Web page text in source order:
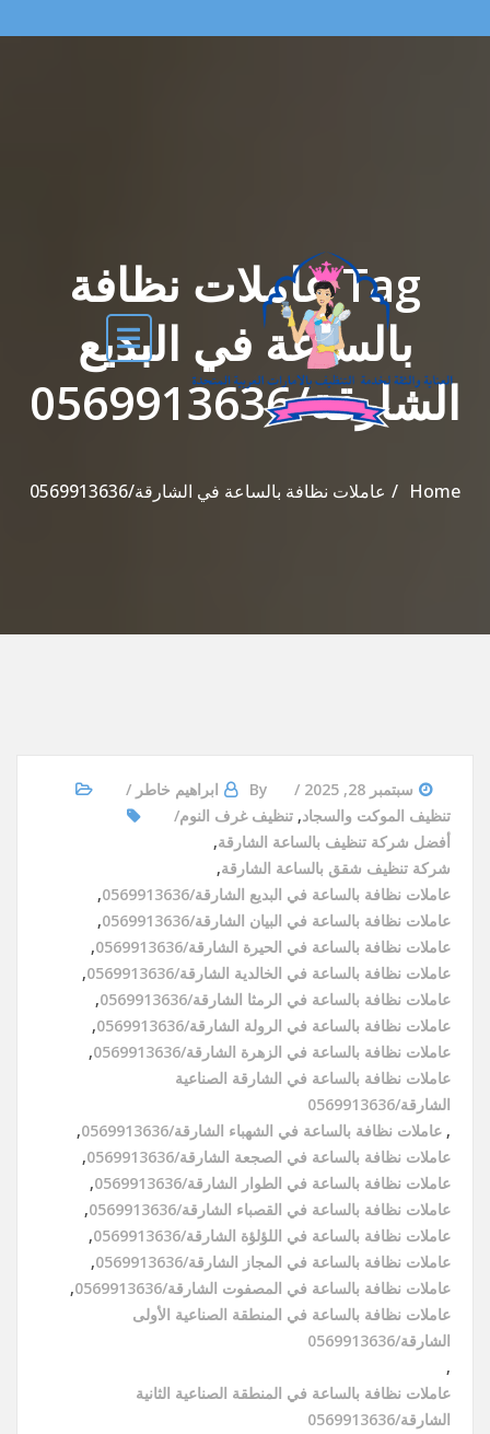
Tag عاملات نظافة
بالساعة في البديع
الشارقة/0569913636
Home عاملات نظافة بالساعة في الشارقة/0569913636
سبتمبر 28, 2025 By
ابراهيم خاطر
تنظيف الموكت والسجاد, تنظيف غرف النوم
أفضل شركة تنظيف بالساعة الشارقة,
شركة تنظيف شقق بالساعة الشارقة,
عاملات نظافة بالساعة في البديع الشارقة/0569913636
,
عاملات نظافة بالساعة في البيان الشارقة/0569913636
,
عاملات نظافة بالساعة في الحيرة الشارقة/0569913636
,
عاملات نظافة بالساعة في الخالدية الشارقة/0569913636
,
عاملات نظافة بالساعة في الرمثا الشارقة/0569913636
,
عاملات نظافة بالساعة في الرولة الشارقة/0569913636
,
عاملات نظافة بالساعة في الزهرة الشارقة/0569913636
,
عاملات نظافة بالساعة في الشارقة الصناعية
الشارقة/0569913636
, عاملات نظافة بالساعة في الشهباء الشارقة/0569913636
,
عاملات نظافة بالساعة في الصجعة الشارقة/0569913636
,
عاملات نظافة بالساعة في الطوار الشارقة/0569913636
,
عاملات نظافة بالساعة في القصباء الشارقة/0569913636
,
عاملات نظافة بالساعة في اللؤلؤة الشارقة/0569913636
,
عاملات نظافة بالساعة في المجاز الشارقة/0569913636
,
عاملات نظافة بالساعة في المصفوت الشارقة/0569913636
,
عاملات نظافة بالساعة في المنطقة الصناعية الأولى
الشارقة/0569913636
,
عاملات نظافة بالساعة في المنطقة الصناعية الثانية
الشارقة/0569913636